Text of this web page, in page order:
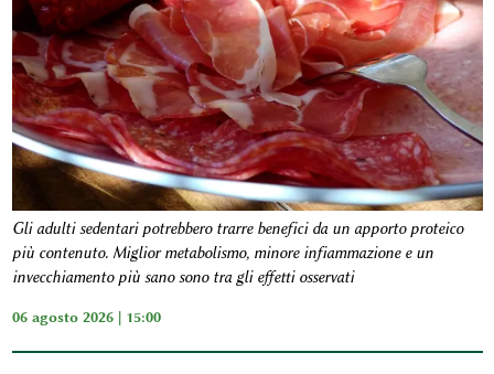
Gli adulti sedentari potrebbero trarre benefici da un apporto proteico
più contenuto. Miglior metabolismo, minore infiammazione e un
invecchiamento più sano sono tra gli effetti osservati
06 agosto 2026 | 15:00